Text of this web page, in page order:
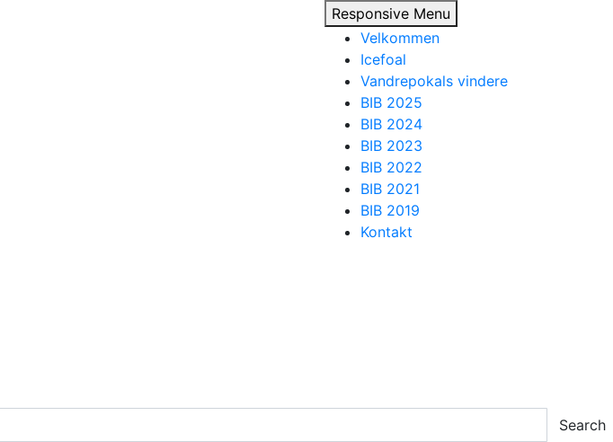
Responsive Menu
Velkommen
Icefoal
Vandrepokals vindere
BIB 2025
BIB 2024
BIB 2023
BIB 2022
BIB 2021
BIB 2019
Kontakt
Search